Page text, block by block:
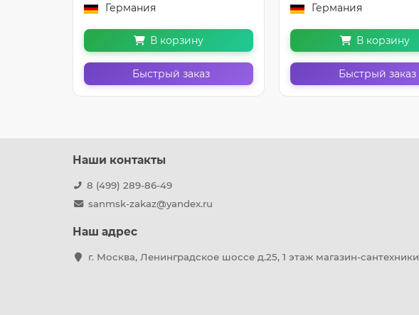
Германия
В корзину
Быстрый заказ
Германия
В корзину
Быстрый заказ
Наши контакты
8 (499) 289-86-49
sanmsk-zakaz@yandex.ru
Наш адрес
г. Москва, Ленинградское шоссе д.25, 1 этаж магазин-сантехники